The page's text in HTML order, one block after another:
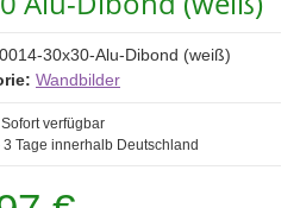
30x30-Alu-Dibond (weiß)
Wandbilder
Sofort verfügbar
3 Tage innerhalb Deutschland